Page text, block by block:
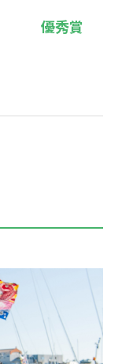
優秀賞